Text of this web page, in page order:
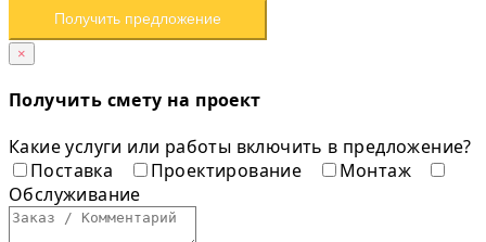
Получить предложение
×
Получить смету на проект
Какие услуги или работы включить в предложение?
Поставка
Проектирование
Монтаж
Обслуживание